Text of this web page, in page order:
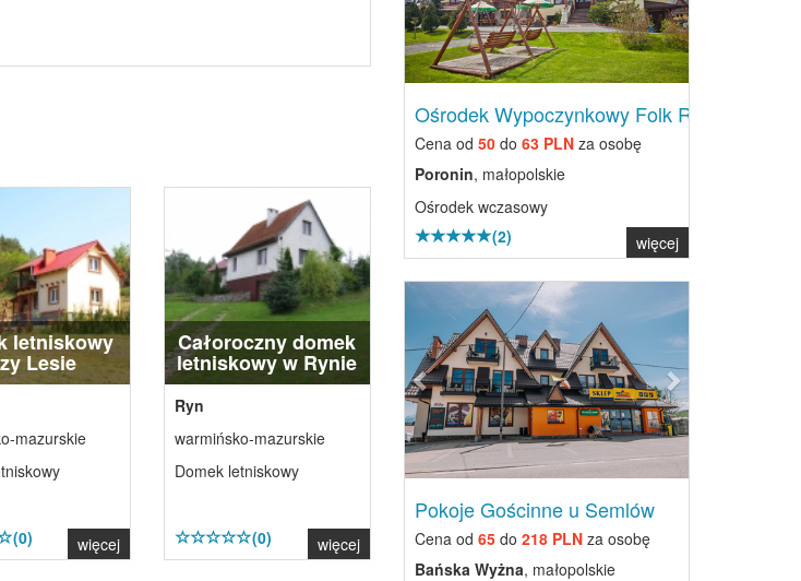
letniskowy
Lesie
mazurskie
(0) więcej
Całoroczny domek
letniskowy w Rynie
Ryn
warmińsko-mazurskie
Domek letniskowy
(0) więcej
Ośrodek Wypoczynkowy Folk Res...
Cena od 50do 63 PLNza osobę
Poronin, małopolskie
Ośrodek wczasowy
(2)
więcej
Previous Next
Pokoje Gościnne u Semlów
Cena od 65do 218 PLNza osobę
Bańska Wyżna, małopolskie